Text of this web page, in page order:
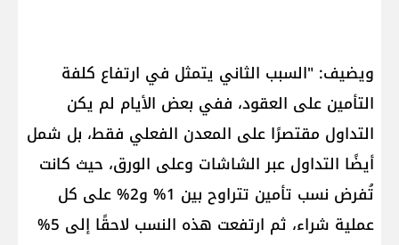
ويضيف: "السبب الثاني يتمثل في ارتفاع كلفة
التأمين على العقود، ففي بعض الأيام لم يكن
التداول مقتصرًا على المعدن الفعلي فقط، بل شمل
أيضًا التداول عبر الشاشات وعلى الورق، حيث كانت
تُفرض نسب تأمين تتراوح بين 1% و2% على كل
عملية شراء، ثم ارتفعت هذه النسب لاحقًا إلى 5%